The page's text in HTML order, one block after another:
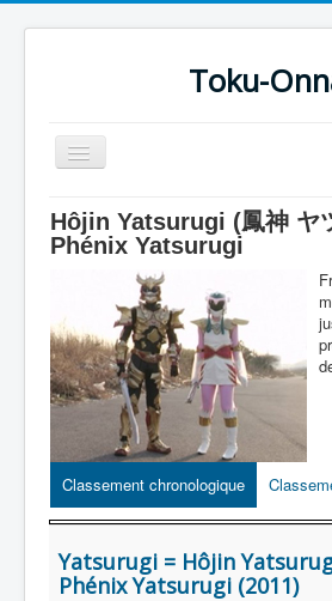
Toku-
Basculer
la
Accueil
Toku-Actrices
Toku-Critiques
Séries
Films
COSAA
Dessins
Artiste Asperger
Série
Hôjin Yatsurugi (鳳神 ヤ
Phénix Yatsurugi
Classement chronologique
Yatsurugi = Hôjin
Phénix Yatsurugi (2011)